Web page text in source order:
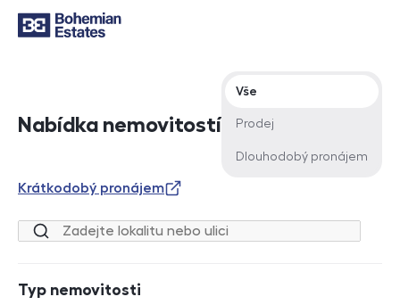
Nabídka nemovitostí
Typ nabídky
Vše
Prodej
Dlouhodobý pronájem
Krátkodobý pronájem
Lokalita nebo ulice
Typ nemovitosti